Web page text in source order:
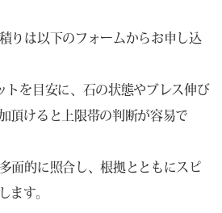
りは以下のフォームからお申し込
トを目安に、石の状態やブレス伸び
頂けると上限帯の判断が容易で
面的に照合し、根拠とともにスピ
ます。